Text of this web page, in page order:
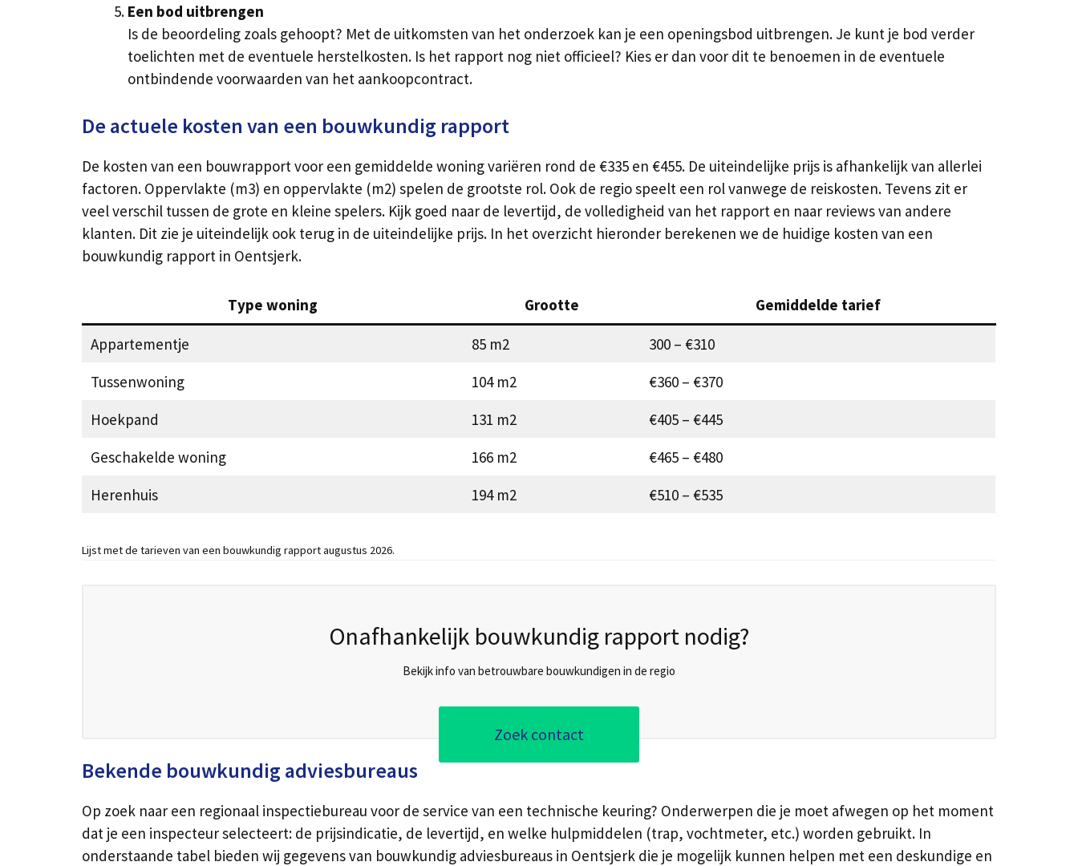
Een bod uitbrengen
Is de beoordeling zoals gehoopt? Met de uitkomsten van het onderzoek kan je een openingsbod uitbrengen. Je kunt je bod verder
toelichten met de eventuele herstelkosten. Is het rapport nog niet officieel? Kies er dan voor dit te benoemen in de eventuele
ontbindende voorwaarden van het aankoopcontract.
De actuele kosten van een bouwkundig rapport
De kosten van een bouwrapport voor een gemiddelde woning variëren rond de €335 en €455. De uiteindelijke prijs is afhankelijk van allerlei
factoren. Oppervlakte (m3) en oppervlakte (m2) spelen de grootste rol. Ook de regio speelt een rol vanwege de reiskosten. Tevens zit er
veel verschil tussen de grote en kleine spelers. Kijk goed naar de levertijd, de volledigheid van het rapport en naar reviews van andere
klanten. Dit zie je uiteindelijk ook terug in de uiteindelijke prijs. In het overzicht hieronder berekenen we de huidige kosten van een
bouwkundig rapport in Oentsjerk.
Type woning Grootte Gemiddelde tarief
Appartementje 85 m2
300 – €310
Tussenwoning
104 m2
€360 – €370
Hoekpand
131 m2
€405 – €445
Geschakelde woning
166 m2
€465 – €480
Herenhuis
194 m2 €510 – €535
Lijst met de tarieven van een bouwkundig rapport augustus 2026.
Onafhankelijk bouwkundig rapport nodig?
Bekijk info van betrouwbare bouwkundigen in de regio
Zoek contact
Bekende bouwkundig adviesbureaus
Op zoek naar een regionaal inspectiebureau voor de service van een technische keuring? Onderwerpen die je moet afwegen op het moment
dat je een inspecteur selecteert: de prijsindicatie, de levertijd, en welke hulpmiddelen (trap, vochtmeter, etc.) worden gebruikt. In
onderstaande tabel bieden wij gegevens van bouwkundig adviesbureaus in Oentsjerk die je mogelijk kunnen helpen met een deskundige en